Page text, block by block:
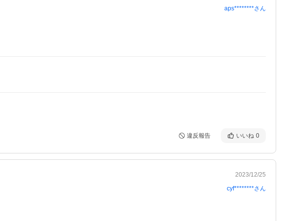
aps********さん
違反報告 いいね 0
2023/12/25
cyf********さん